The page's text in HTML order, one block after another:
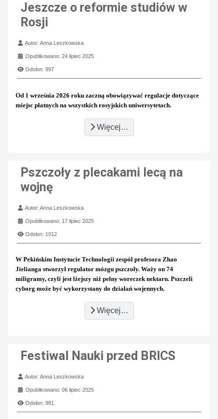
Jeszcze o reformie studiów w
Rosji
Szczegóły
Autor:Anna Leszkowska
Opublikowano: 24 lipiec 2025
Odsłon: 997
Od 1 września 2026 roku zaczną obowiązywać regulacje dotyczące
miejsc płatnych na wszystkich rosyjskich uniwersytetach.
Więcej…
Pszczoły z plecakami lecą na
wojnę
Szczegóły
Autor:Anna Leszkowska
Opublikowano: 17 lipiec 2025
Odsłon: 1012
W Pekińskim Instytucie Technologii zespół profesora Zhao
Jielianga stworzył regulator mózgu pszczoły. Waży on 74
miligramy, czyli jest lżejszy niż pełny woreczek nektaru. Pszczeli
cyborg może być wykorzystany do działań wojennych.
Więcej…
Festiwal Nauki przed BRICS
Szczegóły
Autor:Anna Leszkowska
Opublikowano: 06 lipiec 2025
Odsłon: 981